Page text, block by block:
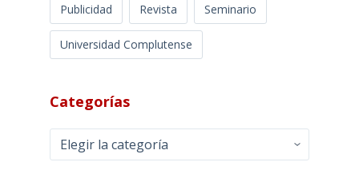
Publicidad Revista Seminario
Universidad Complutense
Categorías
Categorías